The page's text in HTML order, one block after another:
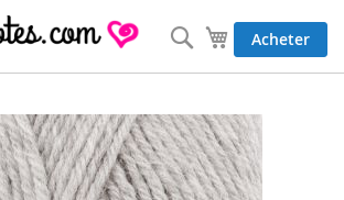
Mon panier
Acheter
Rechercher